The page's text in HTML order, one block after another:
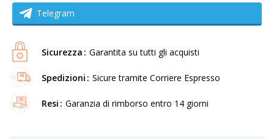
Telegram
Sicurezza Garantita su tutti gli acquisti
Spedizioni Sicure tramite Corriere Espresso
Resi Garanzia di rimborso entro 14 giorni